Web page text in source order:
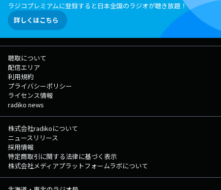
ラジコプレミアムに登録すると日本全国のラジオが聴き放題！
詳しくはこちら
聴取について
配信エリア
利用規約
プライバシーポリシー
ライセンス情報
radiko news
株式会社radikoについて
ニュースリリース
採用情報
特定商取引に関する法律に基づく表示
株式会社メディアプラットフォームラボについて